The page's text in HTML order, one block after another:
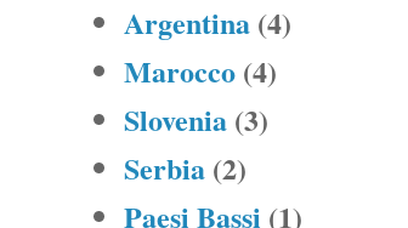
Argentina (4)
Marocco (4)
Slovenia (3)
Serbia (2)
Paesi Bassi (1)